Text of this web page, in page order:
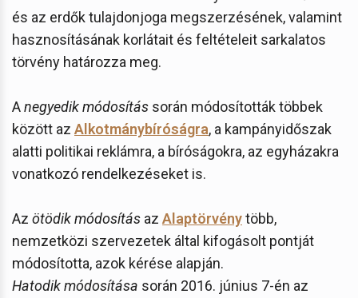
és az erdők tulajdonjoga megszerzésének, valamint
hasznosításának korlátait és feltételeit sarkalatos
törvény határozza meg.
Anegyedik módosítás során módosították többek
között az Alkotmánybíróságra, a kampányidőszak
alatti politikai reklámra, a bíróságokra, az egyházakra
vonatkozó rendelkezéseket is.
Az ötödik módosítás az Alaptörvénytöbb,
nemzetközi szervezetek által kifogásolt pontját
módosította, azok kérése alapján.
Hatodik módosítása során 2016. június 7-én az